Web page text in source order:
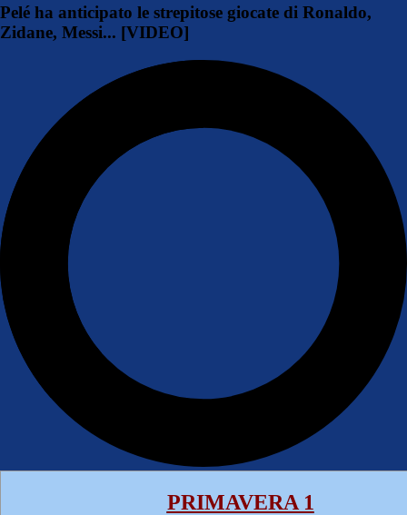
Pelé ha anticipato le strepitose giocate di Ronaldo,
Zidane, Messi... [VIDEO]
PRIMAVERA 1